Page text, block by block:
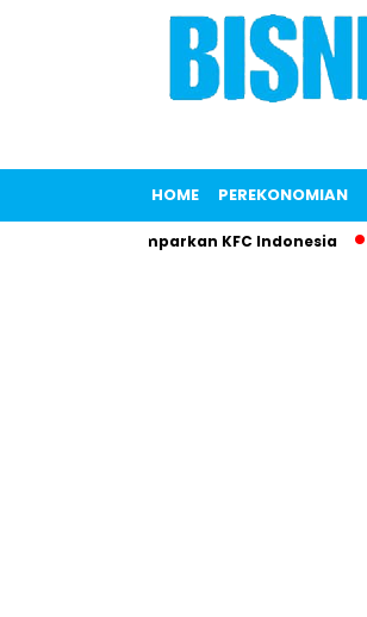
HOME PEREKONOMIAN
Saputri Gemparkan KFC Indonesia